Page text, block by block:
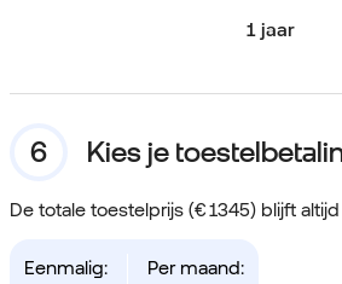
1 jaar
Kies je
De totale toestelprijs (€ 1345) blijft
Eenmalig:
Per maand: